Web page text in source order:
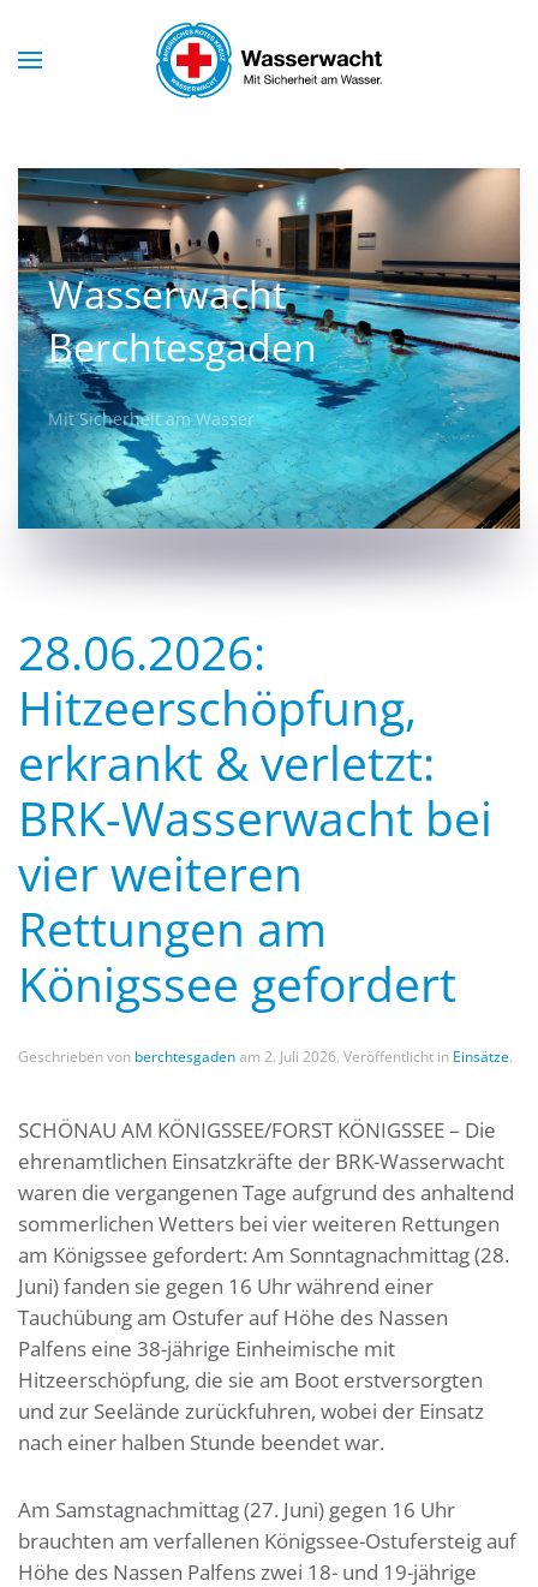
Skip to main content
Wasserwacht
Berchtesgaden
Mit Sicherheit am Wasser
28.06.2026:
Hitzeerschöpfung,
erkrankt & verletzt:
BRK-Wasserwacht bei
vier weiteren
Rettungen am
Königssee gefordert
Geschrieben von berchtesgadenam 2. Juli 2026. Veröffentlicht in Einsätze.
SCHÖNAU AM KÖNIGSSEE/FORST KÖNIGSSEE – Die
ehrenamtlichen Einsatzkräfte der BRK-Wasserwacht
waren die vergangenen Tage aufgrund des anhaltend
sommerlichen Wetters bei vier weiteren Rettungen
am Königssee gefordert: Am Sonntagnachmittag (28.
Juni) fanden sie gegen 16 Uhr während einer
Tauchübung am Ostufer auf Höhe des Nassen
Palfens eine 38-jährige Einheimische mit
Hitzeerschöpfung, die sie am Boot erstversorgten
und zur Seelände zurückfuhren, wobei der Einsatz
nach einer halben Stunde beendet war.
Am Samstagnachmittag (27. Juni) gegen 16 Uhr
brauchten am verfallenen Königssee-Ostufersteig auf
Höhe des Nassen Palfens zwei 18- und 19-jährige